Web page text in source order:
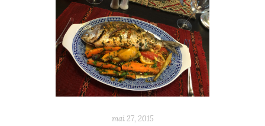
mai 27, 2015